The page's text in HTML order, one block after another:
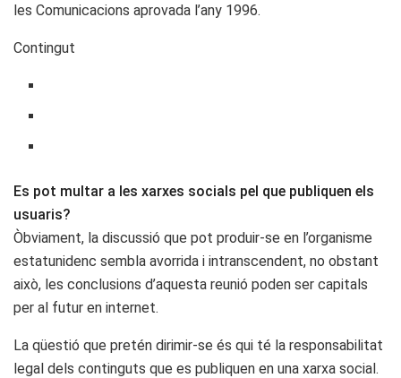
les Comunicacions aprovada l’any 1996.
Contingut
Es pot multar a les xarxes socials pel que publiquen els
usuaris?
Òbviament, la discussió que pot produir-se en l’organisme
estatunidenc sembla avorrida i intranscendent, no obstant
això, les conclusions d’aquesta reunió poden ser capitals
per al futur en internet.
La qüestió que pretén dirimir-se és qui té la responsabilitat
legal dels continguts que es publiquen en una xarxa social.